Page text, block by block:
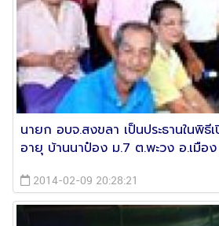
นายก อบจ.สงขลา เป็นประธานในพิธี
อายุ บ้านนาป๋อง ม.7 ต.พะวง อ.เมือ
2014-02-09 20:28:21